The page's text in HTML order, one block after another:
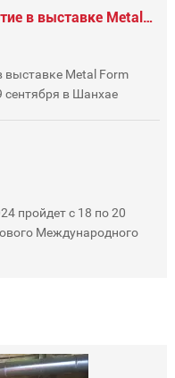
Компания Duolin приняла участие в выставке Metal Form 2015, которая проходила с 16 по 19 сентября в Шанхае
выставке Metal Form
сентября в Шанхае
пройдет с 18 по 20
Международного